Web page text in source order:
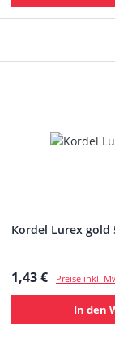
Kordel Lurex gold
Regulärer
1,43 € Preise inkl.
In den